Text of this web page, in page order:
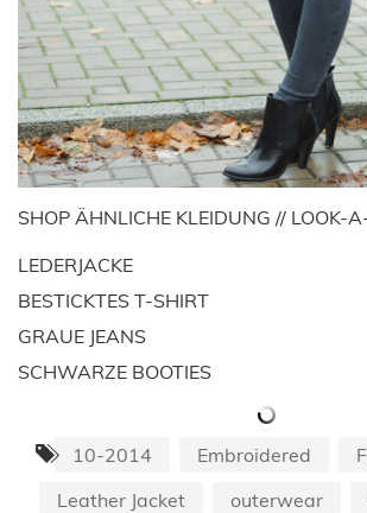
SHOP ÄHNLICHE KLEIDUNG // LOOK-
LEDERJACKE
BESTICKTES T-SHIRT
GRAUE JEANS
SCHWARZE BOOTIES
10-2014 Embroidered
Leather Jacket
outerwear